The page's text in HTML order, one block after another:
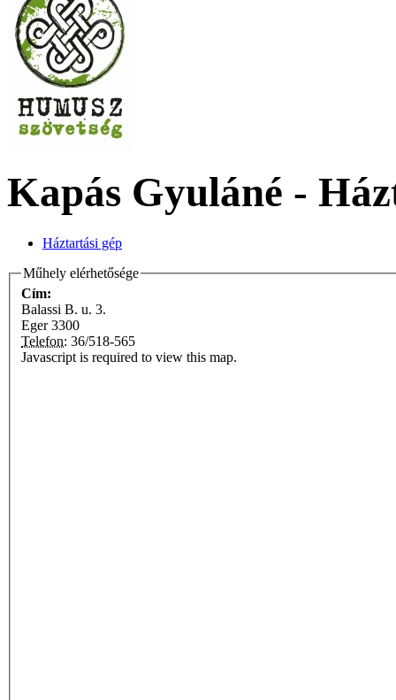
Kapás Gyuláné -
Háztartási gép
Műhely elérhetősége
Cím:
Balassi B. u. 3.
Eger 3300
Telefon: 36/518-565
Javascript is required to view this map.